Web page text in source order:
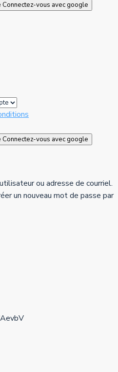
Connectez-vous avec google
Connectez-vous avec google
ou adresse de courriel.
un nouveau mot de passe par